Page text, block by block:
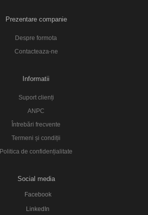
Prezentare companie
Despre formota
Contacteaza-ne
Informatii
Suport clienți
ANPC
Întrebări frecvente
Termeni și condiții
Politica de confidențialitate
Social media
Facebook
LinkedIn